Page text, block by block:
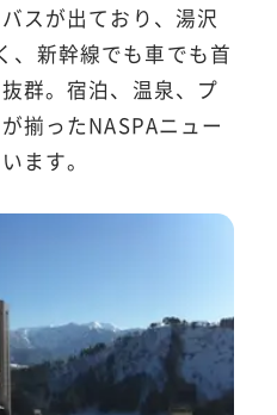
スが出ており、湯沢
、新幹線でも車でも首
群。宿泊、温泉、プ
揃ったNASPAニュー
ます。